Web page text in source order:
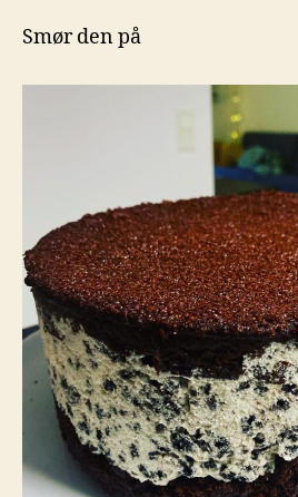
Smør den på